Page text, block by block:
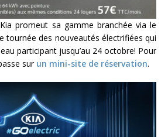
promeut sa gamme branchée via le
tournée des nouveautés électrifiées qui
participant jusqu’au 24 octobre! Pour
sur un mini-site de réservation.